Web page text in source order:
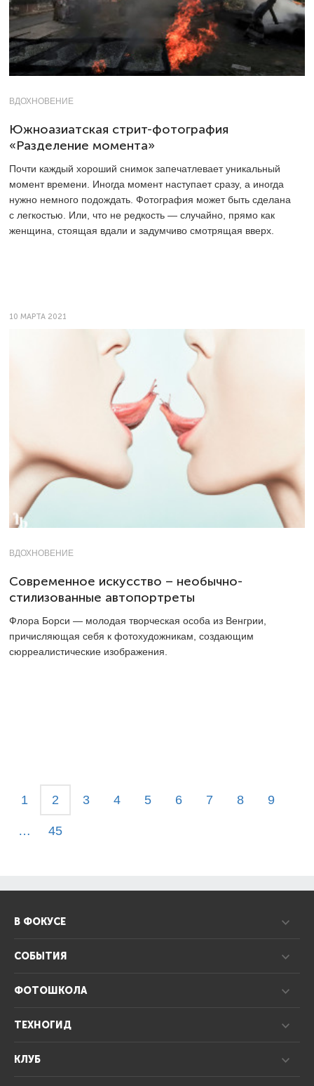
ВДОХНОВЕНИЕ
Южноазиатская стрит-фотография
«Разделение момента»
Почти каждый хороший снимок запечатлевает уникальный
момент времени. Иногда момент наступает сразу, а иногда
нужно немного подождать. Фотография может быть сделана
с легкостью. Или, что не редкость — случайно, прямо как
женщина, стоящая вдали и задумчиво смотрящая вверх.
10 МАРТА 2021
ВДОХНОВЕНИЕ
Современное искусство – необычно-
стилизованные автопортреты
Флора Борси — молодая творческая особа из Венгрии,
причисляющая себя к фотохудожникам, создающим
сюрреалистические изображения.
1 2 3 4 5 6 7 8 9
… 45
В ФОКУСЕ
СОБЫТИЯ
ФОТОШКОЛА
ТЕХНОГИД
КЛУБ